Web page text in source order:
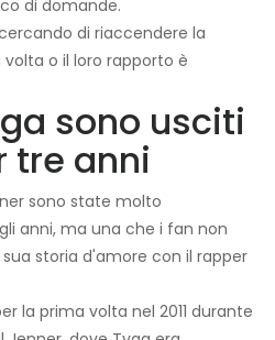
di domande.
di riaccendere la
o il loro rapporto è
sono usciti
tre anni
sono state molto
anni, ma una che i fan non
storia d'amore con il rapper
la prima volta nel 2011 durante